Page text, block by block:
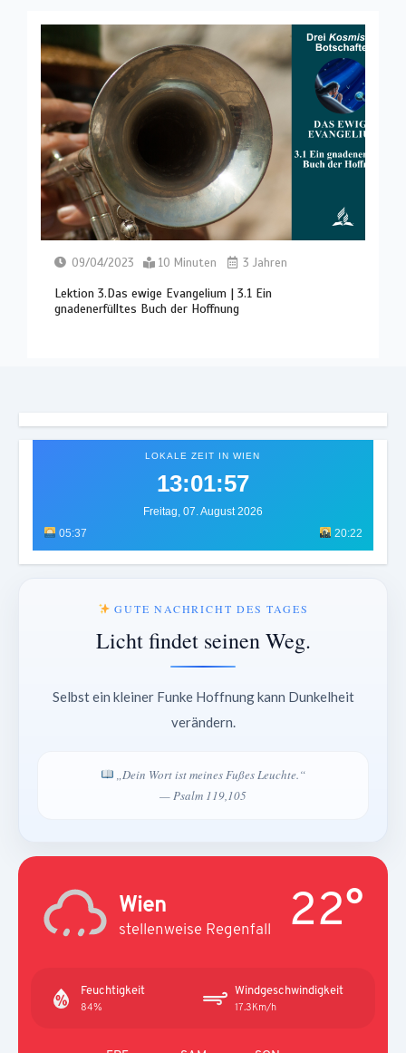
09/04/2023 10 Minuten 3 Jahren
Lektion 3.Das ewige Evangelium | 3.1 Ein
gnadenerfülltes Buch der Hoffnung
LOKALE ZEIT IN WIEN
13:02:00
Freitag, 07. August 2026
05:37
20:22
GUTE NACHRICHT DES TAGES
Licht findet seinen Weg.
Selbst ein kleiner Funke Hoffnung kann Dunkelheit
verändern.
„Dein Wort ist meines Fußes Leuchte.“
— Psalm 119,105
Wien
stellenweise Regenfall 22°
Feuchtigkeit
84%
Windgeschwindigkeit
17.3Km/h